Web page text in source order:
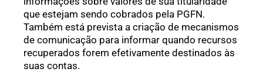
que estejam sendo cobrados pela PGFN.
Também está prevista a criação de mecanismos
de comunicação para informar quando recursos
recuperados forem efetivamente destinados às
suas contas.